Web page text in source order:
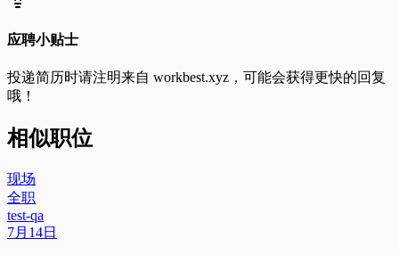
应聘小贴士
投递简历时请注明来自 workbest.xyz ，可能会获得更快的回复
哦！
相似职位
现场
全职
test-qa
7月14日